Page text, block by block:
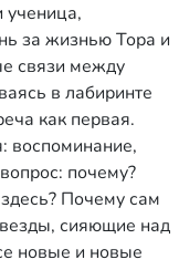
ученица,
за жизнью Тора и
связи между
в лабиринте
как первая.
воспоминание,
почему?
Почему сам
сияющие над
новые и новые